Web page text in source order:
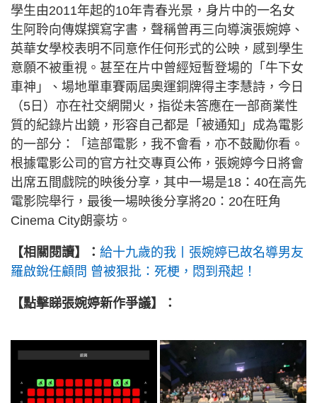
學生由2011年起的10年青春光景，身片中的一名女
生阿聆向傳媒撰寫字書，聲稱曾再三向導演張婉婷、
英華女學校表明不同意作任何形式的公映，感到學生
意願不被重視。甚至在片中曾經短暫登場的「牛下女
車神」、場地單車賽兩屆奧運銅牌得主李慧詩，今日
（5日）亦在社交網開火，指從未答應在一部商業性
質的紀錄片出鏡，形容自己都是「被通知」成為電影
的一部分：「這部電影，我不會看，亦不鼓勵你看。
根據電影公司的官方社交專頁公佈，張婉婷今日將會
出席五間戲院的映後分享，其中一場是18：40在高先
電影院舉行，最後一場映後分享將20：20在旺角
Cinema City朗豪坊。
【相關閱讀】： 給十九歲的我丨張婉婷已故名導男友
羅啟銳任顧問 曾被狠批：死梗，悶到飛起！
【點擊睇張婉婷新作爭議】：